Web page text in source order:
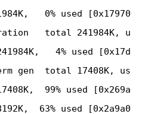
0% used
total 241984K,
4% used
gen  total 17408K,
99% used
63% used